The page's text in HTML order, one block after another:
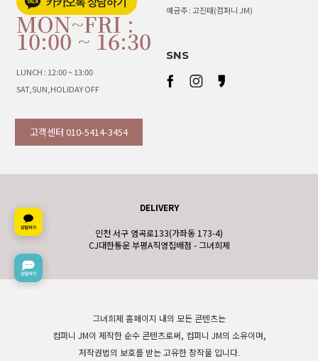
MON~FRI :
10:00 ~ 16:30
LUNCH : 12:00 ~ 13:00
SAT,SUN,HOLIDAY OFF
고객센터 010-5414-3454
예금주 : 고진태(컴퍼니 JM)
SNS
DELIVERY
인천 서구 염곡로133(가좌동 173-4)
CJ대한통운 부평A직영집배점 - 그녀희제
그녀희제 홈페이지 내의 모든 콘텐츠는
컴퍼니 JM이 제작한 순수 콘텐츠로써, 컴퍼니 JM의 소유이며,
저작권법의 보호를 받는 고유한 창작물 입니다.